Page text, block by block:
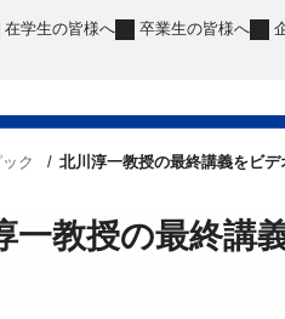
在学生の皆様へ 卒業生の皆様へ
ック 北川淳一教授の最終講義をビ
一教授の最終講